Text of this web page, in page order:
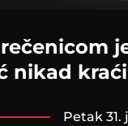
nikad
petak